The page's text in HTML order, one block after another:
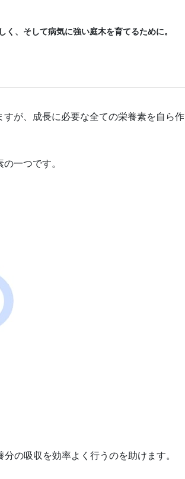
、そして病気に強い庭木を育てるために。
が、成長に必要な全ての栄養素を自ら作
一つです。
の吸収を効率よく行うのを助けます。